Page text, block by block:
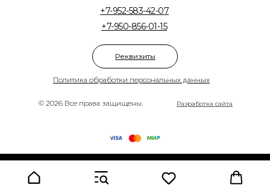
© 2026 Все права защищены.
Политика обработки персональных данных
+7-950-856-01-15
+7-952-583-42-07
Разработка сайта
Реквизиты
Made on Tilda